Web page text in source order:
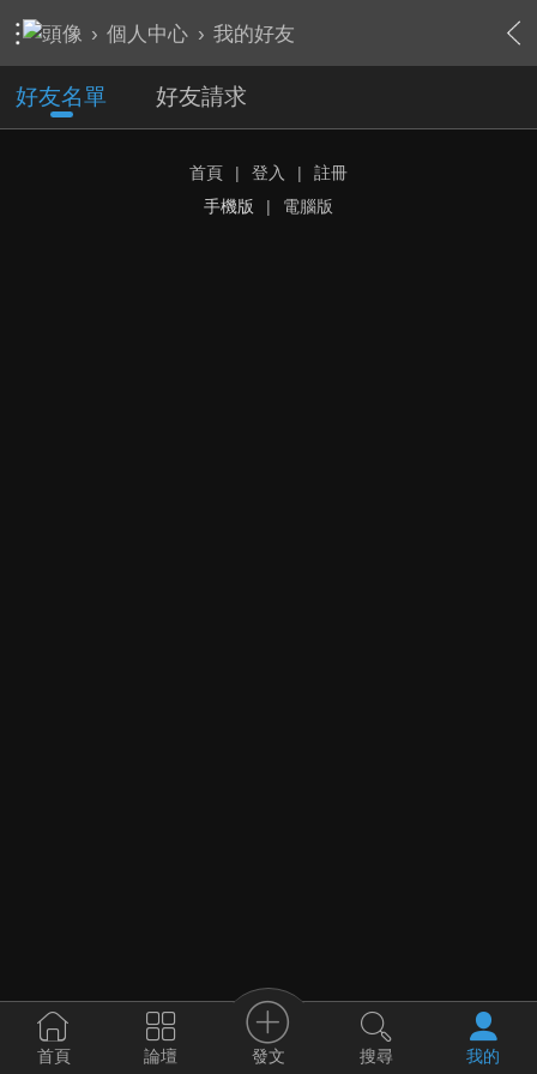
› 個人中心 › 我的好友
好友名單 好友請求
首頁 | 登入 |
註冊
手機版
| 電腦版
首頁 論壇 發文 搜尋 我的